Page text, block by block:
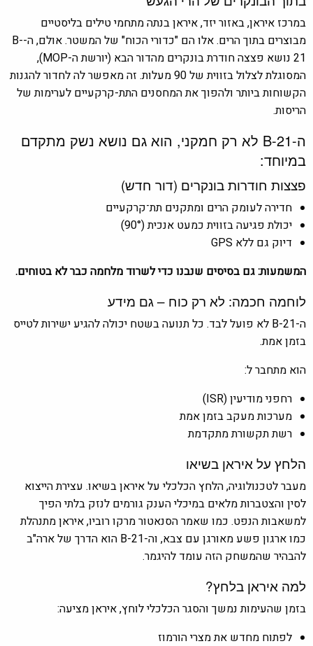
במרכז איראן, באזור יזד, איראן בנתה מתחמי טילים בליסטיים
מבוצרים בתוך הרים. אלו הם "כדורי הכוח" של המשטר. אולם, ה-B-
21 נושא פצצה חודרת בונקרים מהדור הבא (יורשת ה-MOP),
המסוגלת לצלול בזווית של 90 מעלות. זה מאפשר לה לחדור להגנות
הקשוחות ביותר ולהפוך את המחסנים התת-קרקעיים לערימות של
הריסות.
ה-B-21 לא רק חמקני, הוא גם נושא נשק מתקדם
במיוחד:
פצצות חודרות בונקרים (דור חדש)
חדירה לעומק הרים ומתקנים תת־קרקעיים
יכולת פגיעה בזווית כמעט אנכית (90°)
דיוק גם ללא GPS
המשמעות: גם בסיסים שנבנו כדי לשרוד מלחמה כבר לא בטוחים.
לוחמה חכמה: לא רק כוח – גם מידע
ה-B-21 לא פועל לבד. כל תנועה בשטח יכולה להגיע ישירות לטייס
בזמן אמת.
הוא מתחבר ל:
רחפני מודיעין (ISR)
מערכות מעקב בזמן אמת
רשת תקשורת מתקדמת
הלחץ על איראן בשיאו
מעבר לטכנולוגיה, הלחץ הכלכלי על איראן בשיאו. עצירת הייצוא
לסין והצטברות מלאים במיכלי הענק גורמים לנזק בלתי הפיך
למשאבות הנפט. כמו שאמר הסנאטור מרקו רוביו, איראן מתנהלת
כמו ארגון פשע מאורגן עם צבא, וה-B-21 הוא הדרך של ארה"ב
להבהיר שהמשחק הזה עומד להיגמר.
למה איראן בלחץ?
בזמן שהעימות נמשך והסגר הכלכלי לוחץ, איראן מציעה:
לפתוח מחדש את מצרי הורמוז